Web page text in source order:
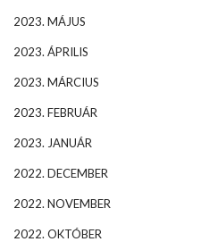
2023. MÁJUS
2023. ÁPRILIS
2023. MÁRCIUS
2023. FEBRUÁR
2023. JANUÁR
2022. DECEMBER
2022. NOVEMBER
2022. OKTÓBER